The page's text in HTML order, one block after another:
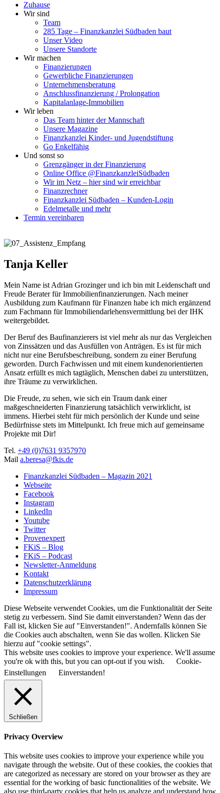
Zuhause
Wir sind
Team
285 Tage – Finanzkanzlei Südbaden baut
Unser Video
Unsere Standorte
Wir machen
Finanzierungen
Gewerbliche Finanzierungen
Unternehmensberatung
Anschlussfinanzierung / Prolongation
Kapitalanlage-Immobilien
Wir leben
Das Team hinter der Mannschaft
Unsere Magazine
Finanzkanzlei Kinder- und Jugendstiftung
Go Enkelfähig
Und sonst so
Grenzgänger in der Finanzierung
Online Office @FinanzkanzleiSüdbaden
Wir im Netz – hier sind wir erreichbar
Finanzrechner
Finanzkanzlei Südbaden – Kunden-Login
Edelmetalle und mehr
Termin vereinbaren
Tanja Keller
Mein Name ist Adrian Grozinger und ich bin mit Leidenschaft und
Freude Berater für Immobilienfinanzierungen. Nach meiner
Ausbildung zum Kaufmann für Finanzen habe ich mich ergänzend
zum Fachmann für Immobiliendarlehensvermittlung bei der IHK
weitergebildet.
Der Beruf des Baufinanzierers ist viel mehr als nur das Vergleichen
von Zinssätzen und das Ausfüllen von Anträgen. Es ist für mich
nicht nur eine Berufsbeschreibung, sondern zu einer Berufung
geworden. Durch Fachwissen und mit einem kundenorientierten
Ansatz erfüllt es mich tagtäglich, Menschen dabei zu unterstützen,
ihre Träume zu verwirklichen.
Die Freude, zu sehen, wie sich ein Traum dank einer
maßgeschneiderten Finanzierung tatsächlich verwirklicht, ist
immens. Hierbei steht für mich persönlich der Kunde und seine
Bedürfnisse stets im Mittelpunkt. Ich freue mich auf gemeinsame
Projekte mit Dir!
Tel. +49 (0)7631 9357970
Mail a.beresa@fkis.de
Finanzkanzlei Südbaden – Magazin 2021
Webseite
Facebook
Instagram
LinkedIn
Youtube
Twitter
Provenexpert
FKiS – Blog
FKiS – Podcast
Newsletter-Anmeldung
Kontakt
Datenschutzerklärung
Impressum
Diese Webseite verwendet Cookies, um die Funktionalität der Seite
stetig zu verbessern. Sind Sie damit einverstanden? Wenn das der
Fall ist, klicken Sie auf "Einverstanden!". Andernfalls können Sie
die Cookies auch abschalten, wenn Sie das wollen. Klicken Sie
hierzu auf "cookie settings".
This website uses cookies to improve your experience. We'll assume
you're ok with this, but you can opt-out if you wish.
Cookie-
Einstellungen
Einverstanden!
Schließen
Privacy Overview
This website uses cookies to improve your experience while you
navigate through the website. Out of these cookies, the cookies that
are categorized as necessary are stored on your browser as they are
essential for the working of basic functionalities of the website. We